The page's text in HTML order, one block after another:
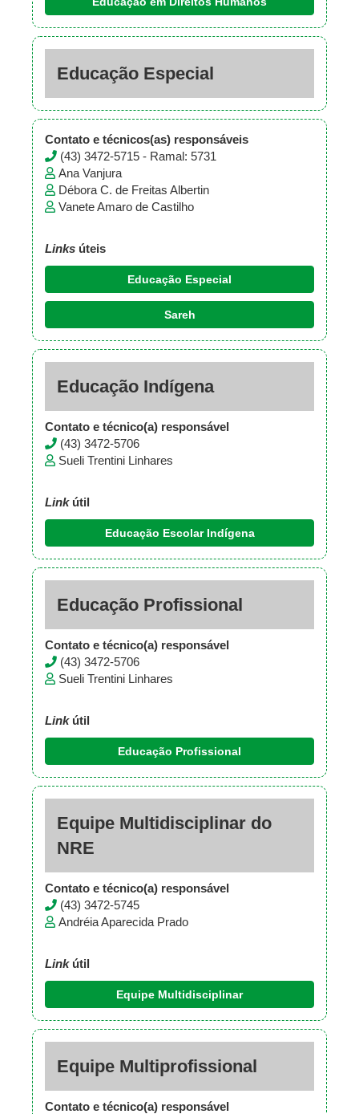
Educação Especial
Contato e técnicos(as) responsáveis
(43) 3472-5715 - Ramal: 5731
Ana Vanjura
Débora C. de Freitas Albertin
Vanete Amaro de Castilho
Links úteis
Educação Especial
Sareh
Educação Indígena
Contato e técnico(a) responsável
(43) 3472-5706
Sueli Trentini Linhares
Linkútil
Educação Escolar Indígena
Educação Profissional
Contato e técnico(a) responsável
(43) 3472-5706
Sueli Trentini Linhares
Linkútil
Educação Profissional
Equipe Multidisciplinar do
NRE
Contato e técnico(a) responsável
(43) 3472-5745
Andréia Aparecida Prado
Linkútil
Equipe Multidisciplinar
Equipe Multiprofissional
Contato e técnico(a) responsável